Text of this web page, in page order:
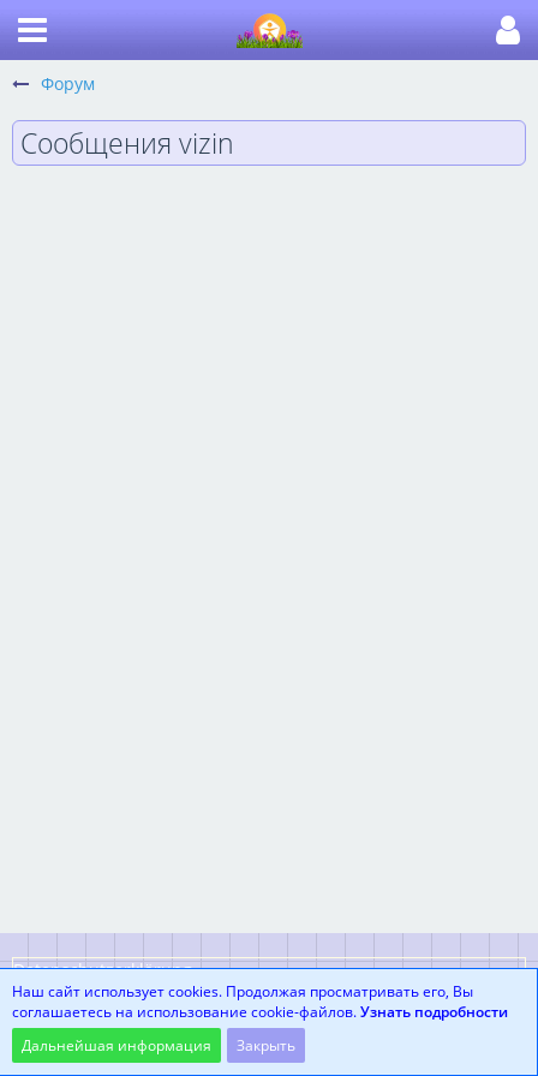
Форум
Сообщения vizin
Datenschutzerklärung
Community-Software:WoltLab Suite™
Наш сайт использует cookies. Продолжая просматривать его, Вы
соглашаетесь на использование cookie-файлов.Узнать подробности
Дальнейшая информация
Закрыть